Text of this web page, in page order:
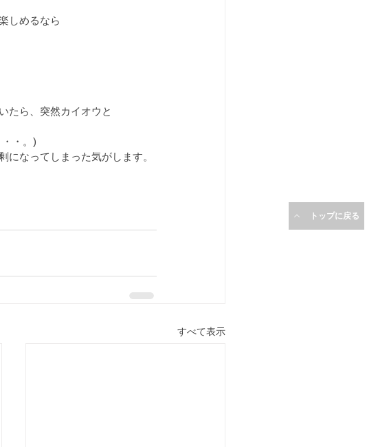
トップに戻る
しめるなら
たら、突然カイオウと
・。)
なってしまった気がします。
すべて表示